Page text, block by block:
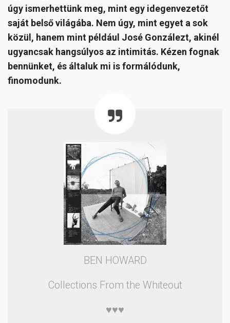
úgy ismerhettünk meg, mint egy idegenvezetőt
saját belső világába. Nem úgy, mint egyet a sok
közül, hanem mint például José Gonzálezt, akinél
ugyancsak hangsúlyos az intimitás. Kézen fognak
bennünket, és általuk mi is formálódunk,
finomodunk.
BEN HOWARD
Collections From the Whiteout
♥♥♥